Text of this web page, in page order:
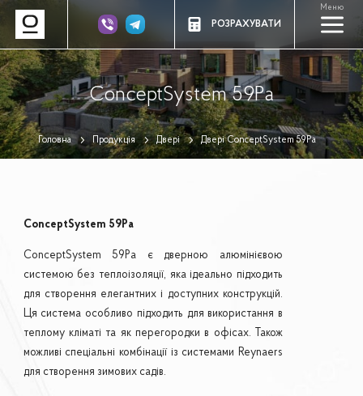
РОЗРАХУВАТИ
Меню
a
ConceptSystem 59Pa
Головна Продукція Двері Двері ConceptSystem 59Pa
ConceptSystem 59Pa
ConceptSystem 59Pa є дверною алюмінієвою
системою без теплоізоляції, яка ідеально підходить
для створення елегантних і доступних конструкцій.
Ця система особливо підходить для використання в
теплому кліматі та як перегородки в офісах. Також
можливі спеціальні комбінації із системами Reynaers
для створення зимових садів.